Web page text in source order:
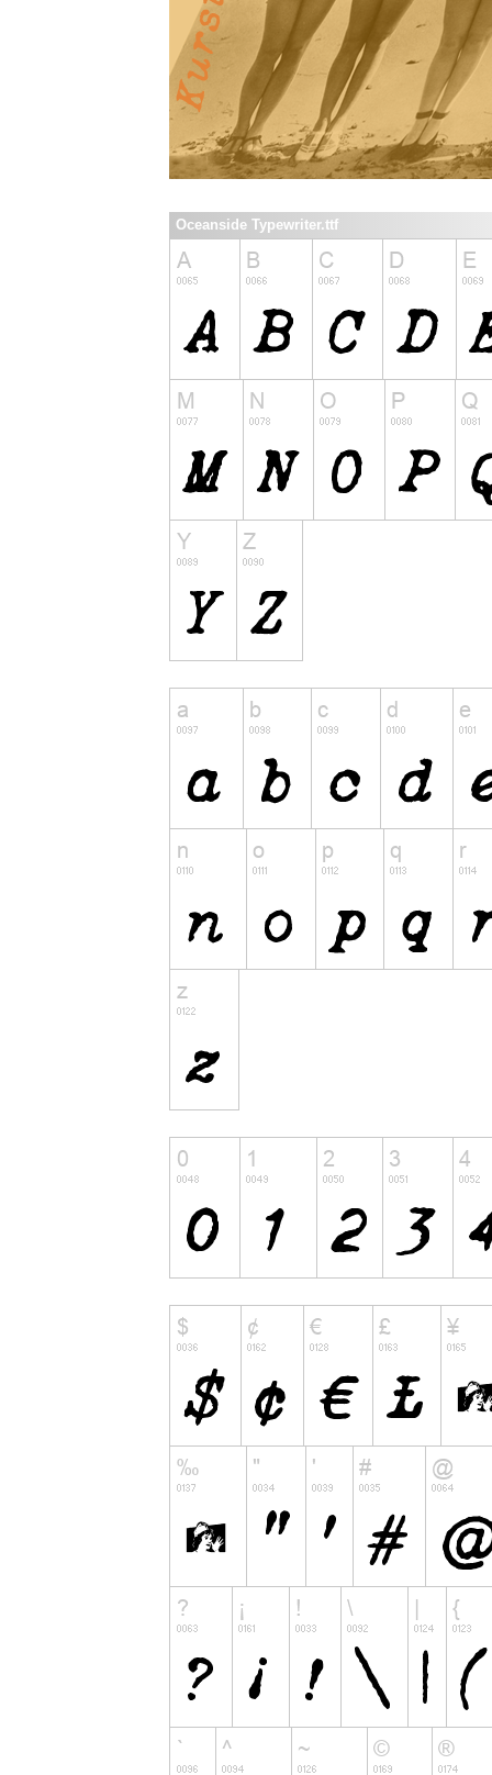
Oceanside Typewriter.ttf